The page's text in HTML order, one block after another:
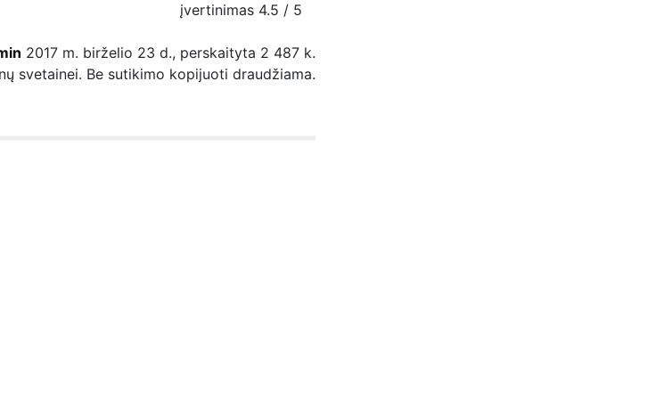
įvertinimas 4.5 / 5
2017 m. birželio 23 d., perskaityta 2 487 k.
svetainei. Be sutikimo kopijuoti draudžiama.